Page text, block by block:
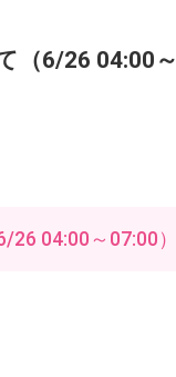
（6/26 04:00～
04:00～07:00）